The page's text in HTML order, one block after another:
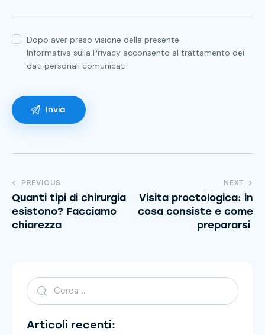
Dopo aver preso visione della presente
Informativa sulla Privacy acconsento al trattamento dei
dati personali comunicati.
PREVIOUS
Quanti tipi di chirurgia
esistono? Facciamo
chiarezza
NEXT
Visita proctologica: in
cosa consiste e come
prepararsi
Articoli recenti: